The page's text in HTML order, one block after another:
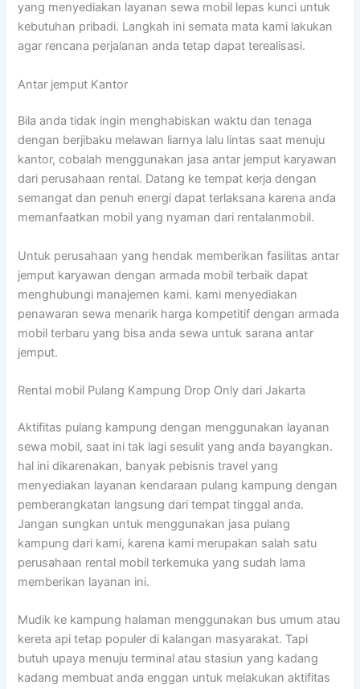
yang menyediakan layanan sewa mobil lepas kunci untuk
kebutuhan pribadi. Langkah ini semata mata kami lakukan
agar rencana perjalanan anda tetap dapat terealisasi.
Antar jemput Kantor
Bila anda tidak ingin menghabiskan waktu dan tenaga
dengan berjibaku melawan liarnya lalu lintas saat menuju
kantor, cobalah menggunakan jasa antar jemput karyawan
dari perusahaan rental. Datang ke tempat kerja dengan
semangat dan penuh energi dapat terlaksana karena anda
memanfaatkan mobil yang nyaman dari rentalanmobil.
Untuk perusahaan yang hendak memberikan fasilitas antar
jemput karyawan dengan armada mobil terbaik dapat
menghubungi manajemen kami. kami menyediakan
penawaran sewa menarik harga kompetitif dengan armada
mobil terbaru yang bisa anda sewa untuk sarana antar
jemput.
Rental mobil Pulang Kampung Drop Only dari Jakarta
Aktifitas pulang kampung dengan menggunakan layanan
sewa mobil, saat ini tak lagi sesulit yang anda bayangkan.
hal ini dikarenakan, banyak pebisnis travel yang
menyediakan layanan kendaraan pulang kampung dengan
pemberangkatan langsung dari tempat tinggal anda.
Jangan sungkan untuk menggunakan jasa pulang
kampung dari kami, karena kami merupakan salah satu
perusahaan rental mobil terkemuka yang sudah lama
memberikan layanan ini.
Mudik ke kampung halaman menggunakan bus umum atau
kereta api tetap populer di kalangan masyarakat. Tapi
butuh upaya menuju terminal atau stasiun yang kadang
kadang membuat anda enggan untuk melakukan aktifitas